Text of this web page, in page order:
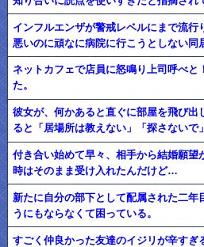
インフルエンザが警戒レベルにまで流行
悪いのに頑なに病院に行こうとしない同
ネットカフェで店員に怒鳴り上司呼べと
た。
彼女が、何かあると直ぐに部屋を飛び
ると「居場所は教えない」「探さない
付き合い始めて早々、相手から結婚願望
時はそのまま受け入れたんだけど…
新たに自分の部下として配属された二年
うにもならなくて困っている。
すごく仲良かった友達のイジリが辛す